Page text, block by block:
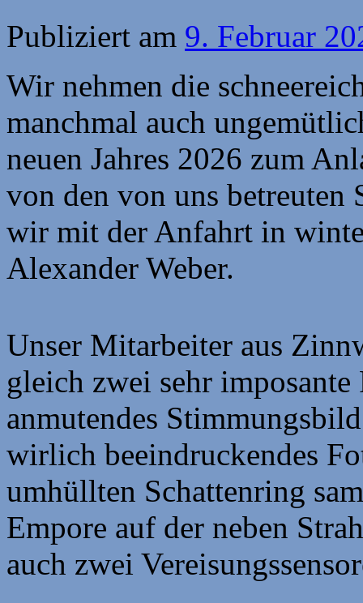
Publiziert am 9. Februar
Wir nehmen die
manchmal auch
neuen Jahres 2026 zum
von den von uns betreuten
wir mit der Anfahrt in
Alexander Weber.
Unser Mitarbeiter aus
gleich zwei sehr
anmutendes
wirlich beeindruckendes
umhüllten Schattenring
Empore auf der neben
auch zwei